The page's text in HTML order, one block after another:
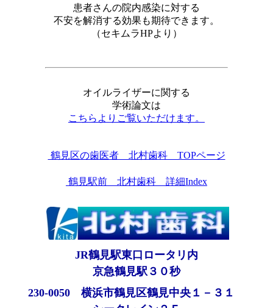
患者さんの院内感染に対する
不安を解消する効果も期待できます。
（セキムラHPより）
オイルライザーに関する
学術論文は
こちらよりご覧いただけます。
鶴見区の歯医者 北村歯科 TOPページ
鶴見駅前 北村歯科 詳細Index
JR鶴見駅東口ロータリ内
京急鶴見駅３０秒
230-0050 横浜市鶴見区鶴見中央１－３１